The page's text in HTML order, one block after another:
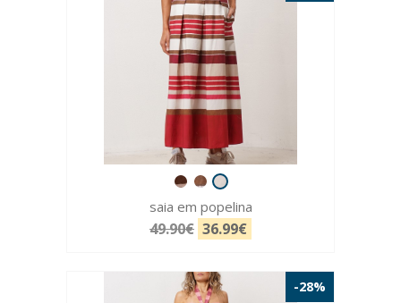
saia em popelina
49.90€ 36.99€
-28%